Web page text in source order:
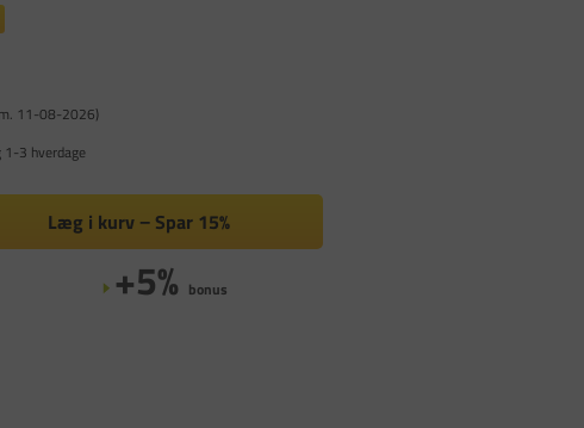
11-08-2026)
1-3 hverdage
Læg i kurv Spar 15%
+5% bonus